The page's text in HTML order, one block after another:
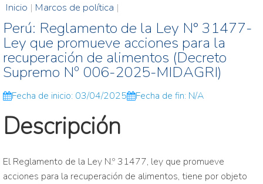
Inicio | Marcos de política |
Perú: Reglamento de la Ley N° 31477-
Ley que promueve acciones para la
recuperación de alimentos (Decreto
Supremo Nº 006-2025-MIDAGRI)
Fecha de inicio: 03/04/2025 Fecha de fin: N/A
Descripción
El Reglamento de la Ley N.º 31477, ley que promueve
acciones para la recuperación de alimentos, tiene por objeto